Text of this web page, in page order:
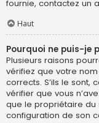
fournie, contactez un
Haut
Pourquoi ne puis-je
Plusieurs raisons
vérifiez que votre
corrects. S’ils le sont,
vérifier que vous
que le propriétaire du
configuration de son